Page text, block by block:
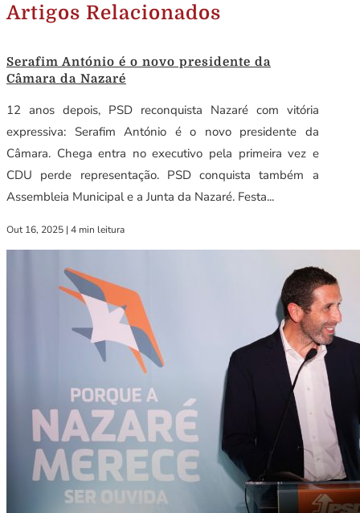
Artigos Relacionados
Serafim António é o novo presidente da
Câmara da Nazaré
12 anos depois, PSD reconquista Nazaré com vitória
expressiva: Serafim António é o novo presidente da
Câmara. Chega entra no executivo pela primeira vez e
CDU perde representação. PSD conquista também a
Assembleia Municipal e a Junta da Nazaré. Festa...
Out 16, 2025 | 4 min leitura